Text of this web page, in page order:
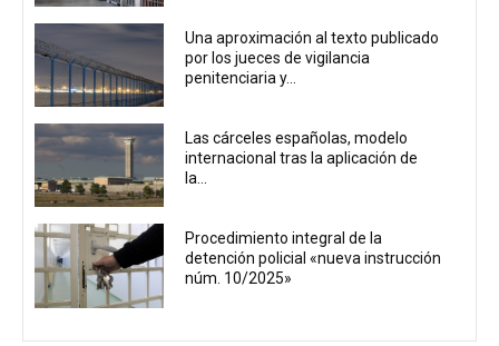
Una aproximación al texto publicado
por los jueces de vigilancia
penitenciaria y...
Las cárceles españolas, modelo
internacional tras la aplicación de
la...
Procedimiento integral de la
detención policial «nueva instrucción
núm. 10/2025»